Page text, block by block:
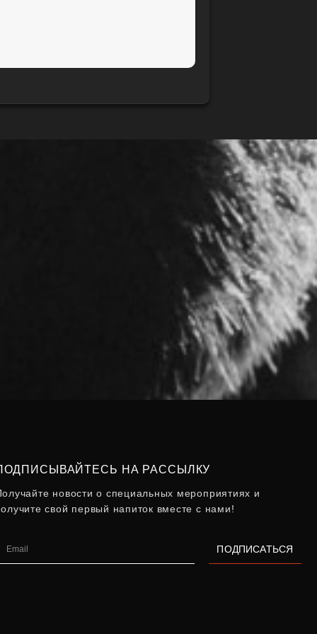
НА РАССЫЛКУ
новости о специальных мероприятиях и
свой первый напиток вместе с нами!
ПОДПИСАТЬСЯ